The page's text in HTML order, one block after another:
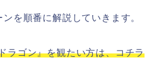
を順番に解説していきます。
ラゴン』を観たい方は、コチラ